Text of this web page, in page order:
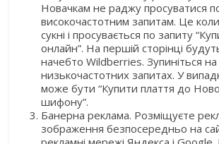
Новачкам не раджу просуватися
високочастотним запитам. Це
сукні і просувається по запиту
онлайн”. На першій сторінці
начебто Wildberries. Зупиніться на
низькочастотних запитах. У
може бути “Купити плаття до
шифону”.
Банерна реклама. Розміщуєте
зображення безпосередньо на